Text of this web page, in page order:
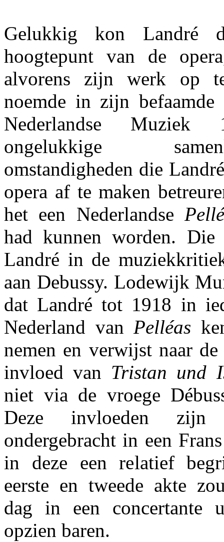
Gelukkig kon Landré
hoogtepunt van de
alvorens zijn werk op
noemde in zijn befaamde
Nederlandse Muziek
ongelukkige
omstandigheden die
opera af te maken
het een Nederlandse
had kunnen worden. Die
Landré in de
aan Debussy. Lodewijk
dat Landré tot 1918 in
Nederland vanPelléas
nemen en verwijst naar
invloed van Tristan und
niet via de vroege
Deze invloeden
ondergebracht in een
in deze een relatief
eerste en tweede akte
dag in een concertante
opzien baren.